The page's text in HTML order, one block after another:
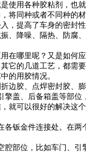
使用各种胶粘剂，也
将同种或者不同种的
，提高了车身的密封
、降噪、隔热、防腐
在哪里呢？又是如何
它的几道工艺，都需
的用胶情况。
边胶、点焊密封胶、
擎盖、后备箱盖等部
就可以很好的解决这
各钣金件连接处。在
腔部位，比如车门、